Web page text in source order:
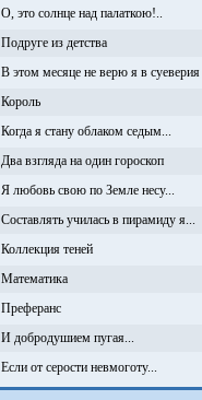
О, это солнце над палаткою!..
Подруге из детства
В этом месяце не верю я в суеверия
Король
Когда я стану облаком седым...
Два взгляда на один гороскоп
Я любовь свою по Земле несу...
Составлять училась в пирамиду я...
Коллекция теней
Математика
Преферанс
И добродушием пугая...
Если от серости невмоготу...